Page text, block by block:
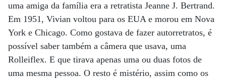
uma amiga da família era a retratista Jeanne J. Bertrand.
Em 1951, Vivian voltou para os EUA e morou em Nova
York e Chicago. Como gostava de fazer autorretratos, é
possível saber também a câmera que usava, uma
Rolleiflex. E que tirava apenas uma ou duas fotos de
uma mesma pessoa. O resto é mistério, assim como os